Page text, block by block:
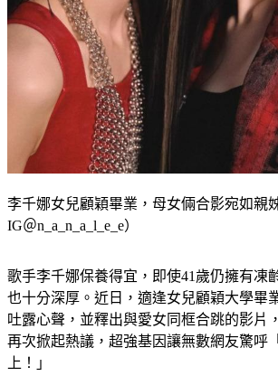
IG＠n_a_n_a_l_e_e）
也十分深厚。近日，適逢女兒顧穎大學畢
吐露心聲，並釋出與愛女同框合跳的影片
再次掀起熱議，超強基因讓無數網友驚呼
上！」